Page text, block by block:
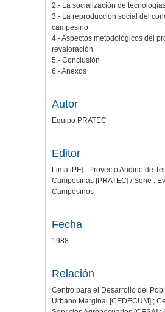
2.- La socialización de
3.- La reproducción social del
campesino
4.- Aspectos metodológicos del
revaloración
5.- Conclusión
6.- Anexos
Autor
Equipo PRATEC
Editor
Lima [PE] : Proyecto Andino de
Campesinas [PRATEC] / Serie :
Campesinos
Fecha
1988
Relación
Centro para el Desarrollo del
Urbano Marginal [CEDECUM] ;